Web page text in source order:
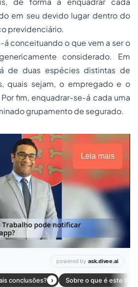
em seu devido lugar dentro do
previdenciário.
á conceituando o que vem a ser o
considerado. Em
de duas espécies distintas de
quais sejam, o empregado e o
fim, enquadrar-se-á cada uma
grupamento de segurado.
Leia mais